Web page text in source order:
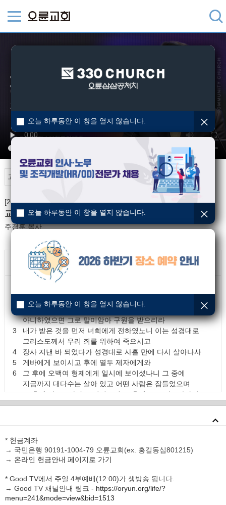
오륜TV
[2026-04-05] 주일예배
교회를 교회 되게 하는 힘, 부활
주경훈 목사
본문말씀: 고린도전서 15:1~11
너희가 만일 내가 전한 그 말을 굳게 지키고 헛되이 믿지
아니하였으면 그로 말미암아 구원을 받으리라
3
내가 받은 것을 먼저 너희에게 전하였노니 이는 성경대로
그리스도께서 우리 죄를 위하여 죽으시고
4
장사 지낸 바 되었다가 성경대로 사흘 만에 다시 살아나사
5
게바에게 보이시고 후에 열두 제자에게와
6
그 후에 오백여 형제에게 일시에 보이셨나니 그 중에
지금까지 대다수는 살아 있고 어떤 사람은 잠들었으며
7
그 후에 야고보에게 보이셨으며 그 후에 모든 사도에게와
8
맨 나중에 만삭되지 못하여 난 자 같은 내게도
9
나는 사도 중에 가장 작은 자라 나는 하나님의 교회를
박해하였으므로 사도라 칭함 받기를 감당하지 못할 자니라
10 그러나 내가 나 된 것은 하나님의 은혜로 된 것이니 내게
주신 그의 은혜가 헛되지 아니하여 내가 모든 사도보다 더
하신 하나님의 은혜로라
11 그러므로 나나 그들이나 이같이 전파하매 너희도 이같이
믿었느니라
* 헌금계좌
→ 국민은행 90191-1004-79 오륜교회(ex. 홍길동십801215)
→ 온라인 헌금안내 페이지로 가기
* Good TV에서 주일 4부예배(12:00)가 생방송 됩니다.
→ Good TV 채널안내 링크 - https://oryun.org/life/?
menu=241&mode=view&bid=1513
오늘 하루동안 이 창을 열지 않습니다.
오늘 하루동안 이 창을 열지 않습니다.
오늘 하루동안 이 창을 열지 않습니다.